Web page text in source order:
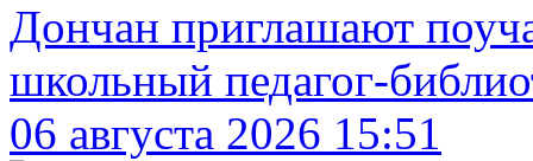
Дончан приглашают
школьный педагог-
06 августа 2026 15:51